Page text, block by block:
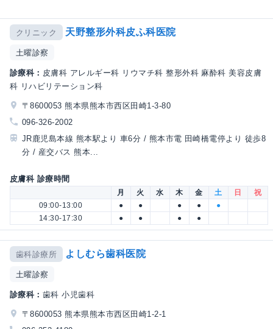
クリニック 天野整形外科皮ふ科医院
土曜診察
診療科： 皮膚科 アレルギー科 リウマチ科 整形外科 麻酔科 美容皮膚
科 リハビリテーション科
〒8600053 熊本県熊本市西区田崎1-3-80
096-326-2002
JR鹿児島本線 熊本駅より 車6分 / 熊本市電 田崎橋電停より 徒歩8
分 / 産交バス 熊本...
皮膚科 診療時間
月 火 水 木 金 土 日
祝
09:00-13:00
● ● ● ●
●
14:30-17:30
● ● ● ●
歯科診療所 よしむら歯科医院
土曜診察
診療科： 歯科 小児歯科
〒8600053 熊本県熊本市西区田崎1-2-1